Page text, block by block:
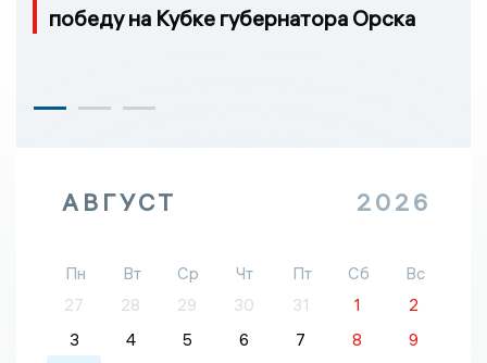
победу на Кубке губернатора Орска
АВГУСТ 2026
Пн Вт Ср Чт Пт Сб
Вс
27
28 29 30 31 1
2
3
4 5 6 7 8
9